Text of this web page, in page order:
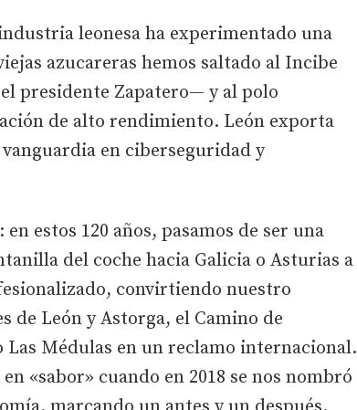
leonesa ha experimentado una
azucareras hemos saltado al Incibe
presidente Zapatero— y al polo
de alto rendimiento. León exporta
en ciberseguridad y
estos 120 años, pasamos de ser una
del coche hacia Galicia o Asturias a
convirtiendo nuestro
de León y Astorga, el Camino de
Las Médulas en un reclamo internacional.
«sabor» cuando en 2018 se nos nombró